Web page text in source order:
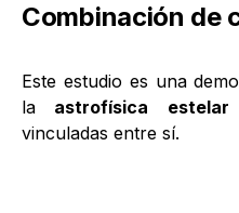
Combinación de
Este estudio es una
la astrofísica estelar
vinculadas entre sí.